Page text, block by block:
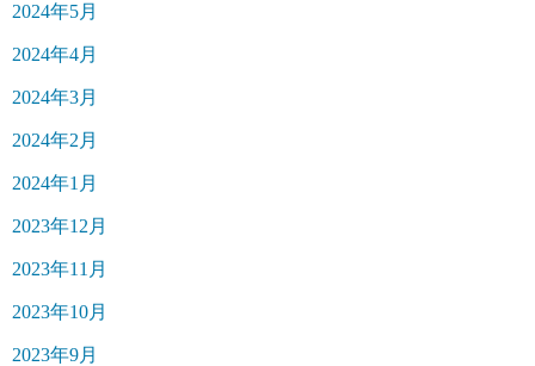
2024年5月
2024年4月
2024年3月
2024年2月
2024年1月
2023年12月
2023年11月
2023年10月
2023年9月